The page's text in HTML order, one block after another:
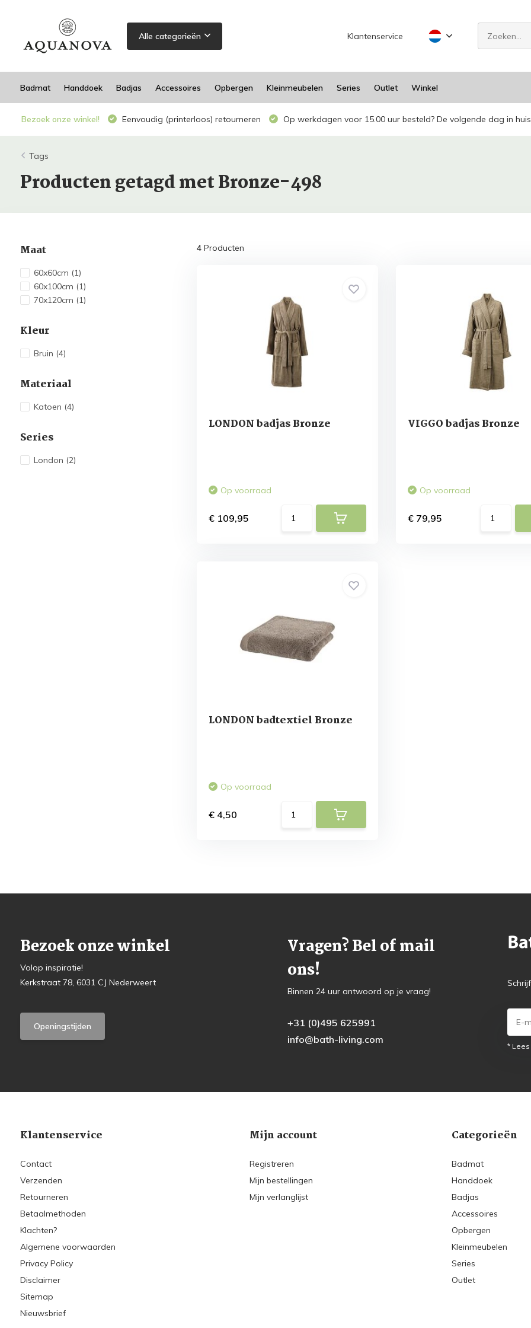
Alle categorieën Klantenservice
Badmat Handdoek Badjas Accessoires Opbergen Kleinmeubelen Series Outlet Winkel
Bezoek onze winkel! Eenvoudig (printerloos) retourneren Op werkdagen voor 15.00 uur besteld? De volgende dag in
Tags
Producten getagd met Bronze-498
Maat
60x60cm (1)
60x100cm (1)
70x120cm (1)
Kleur
Bruin (4)
Materiaal
Katoen (4)
Series
London (2)
4Producten
LONDON badjas Bronze
Op voorraad
€ 109,95
VIGGO badjas Bronze
Op voorraad
€ 79,95
LONDON badtextiel Bronze
Op voorraad
€ 4,50
Bezoek onze winkel
Volop inspiratie!
Kerkstraat 78, 6031 CJ Nederweert
Openingstijden
Vragen? Bel of mail
ons!
Binnen 24 uur antwoord op je vraag!
+31 (0)495 625991
info@bath-living.com
*
Klantenservice
Contact
Verzenden
Retourneren
Betaalmethoden
Klachten?
Algemene voorwaarden
Privacy Policy
Disclaimer
Sitemap
Nieuwsbrief
Mijn account
Registreren
Mijn bestellingen
Mijn verlanglijst
Categorieën
Badmat
Handdoek
Badjas
Accessoires
Opbergen
Kleinmeubelen
Series
Outlet